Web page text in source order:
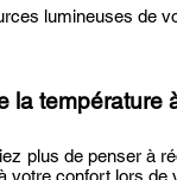
lumineuses de
la température
plus de penser à
votre confort lors de